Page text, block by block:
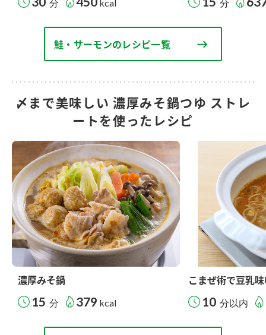
分 kcal 分
鮭・サーモンのレシピ一覧
〆まで美味しい 濃厚みそ鍋つゆ ストレ
ートを使ったレシピ
濃厚みそ鍋
15 分 379 kcal
こまぜ術で豆乳
10 分以内